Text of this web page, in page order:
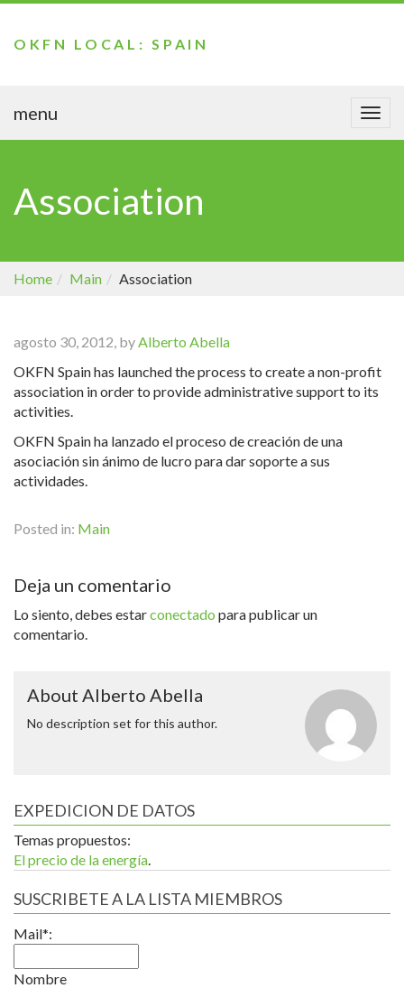
OKFN LOCAL: SPAIN
menu
Association
Home Main Association
agosto 30, 2012, byAlberto Abella
OKFN Spain has launched the process to create a non-profit
association in order to provide administrative support to its
activities.
OKFN Spain ha lanzado el proceso de creación de una
asociación sin ánimo de lucro para dar soporte a sus
actividades.
Posted in: Main
Deja un comentario
Lo siento, debes estarconectado para publicar un
comentario.
About Alberto Abella
No description set for this author.
EXPEDICION DE DATOS
Temas propuestos:
El precio de la energía.
SUSCRIBETE A LA LISTA MIEMBROS
Mail*:
Nombre